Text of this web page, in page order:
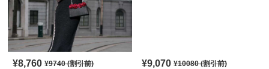
¥8,760 ¥9740(割引前) ¥9,070 ¥10080(割引前)